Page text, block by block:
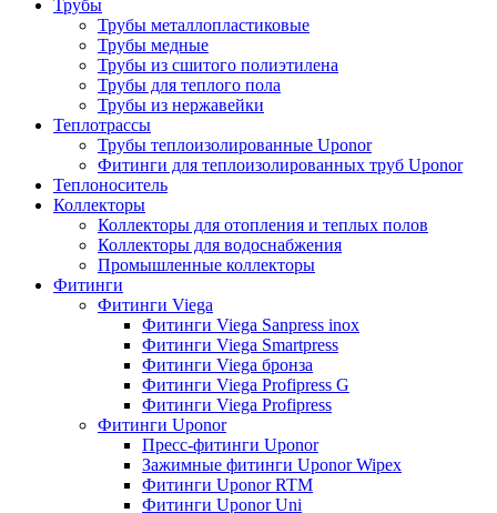
Трубы
Трубы металлопластиковые
Трубы медные
Трубы из сшитого полиэтилена
Трубы для теплого пола
Трубы из нержавейки
Теплотрассы
Трубы теплоизолированные Uponor
Фитинги для теплоизолированных труб Uponor
Теплоноситель
Коллекторы
Коллекторы для отопления и теплых полов
Коллекторы для водоснабжения
Промышленные коллекторы
Фитинги
Фитинги Viega
Фитинги Viega Sanpress inox
Фитинги Viega Smartpress
Фитинги Viega бронза
Фитинги Viega Profipress G
Фитинги Viega Profipress
Фитинги Uponor
Пресс-фитинги Uponor
Зажимные фитинги Uponor Wipex
Фитинги Uponor RTM
Фитинги Uponor Uni